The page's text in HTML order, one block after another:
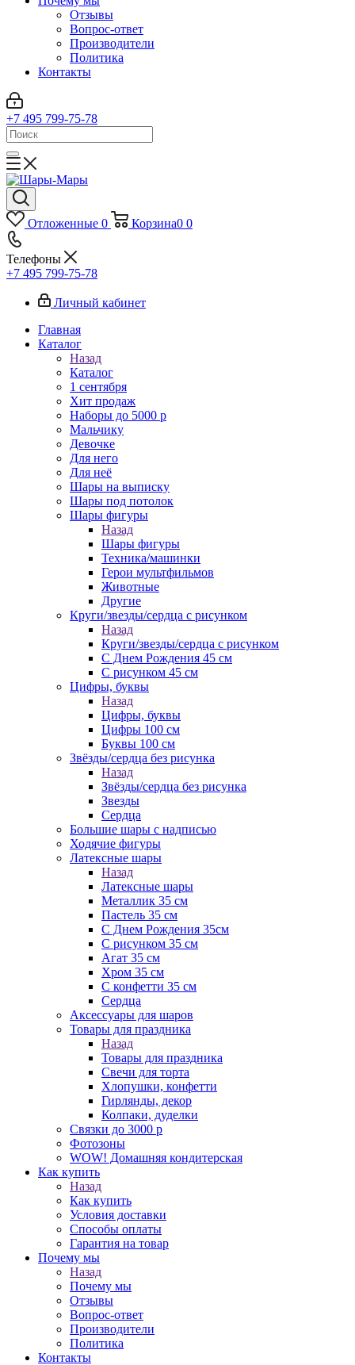
Отзывы
Вопрос-ответ
Производители
Политика
Контакты
+7 495 799-75-78
Отложенные 0 Корзина0 0
Телефоны
+7 495 799-75-78
Личный кабинет
Главная
Каталог
Назад
Каталог
1 сентября
Хит продаж
Наборы до 5000 р
Мальчику
Девочке
Для него
Для неё
Шары на выписку
Шары под потолок
Шары фигуры
Назад
Шары фигуры
Техника/машинки
Герои мультфильмов
Животные
Другие
Круги/звезды/сердца с рисунком
Назад
Круги/звезды/сердца с рисунком
С Днем Рождения 45 см
С рисунком 45 см
Цифры, буквы
Назад
Цифры, буквы
Цифры 100 см
Буквы 100 см
Звёзды/сердца без рисунка
Назад
Звёзды/сердца без рисунка
Звезды
Сердца
Большие шары с надписью
Ходячие фигуры
Латексные шары
Назад
Латексные шары
Металлик 35 см
Пастель 35 см
С Днем Рождения 35см
C рисунком 35 см
Агат 35 см
Хром 35 см
С конфетти 35 см
Сердца
Аксессуары для шаров
Товары для праздника
Назад
Товары для праздника
Свечи для торта
Хлопушки, конфетти
Гирлянды, декор
Колпаки, дуделки
Связки до 3000 р
Фотозоны
WOW! Домашняя кондитерская
Как купить
Назад
Как купить
Условия доставки
Способы оплаты
Гарантия на товар
Почему мы
Назад
Почему мы
Отзывы
Вопрос-ответ
Производители
Политика
Контакты